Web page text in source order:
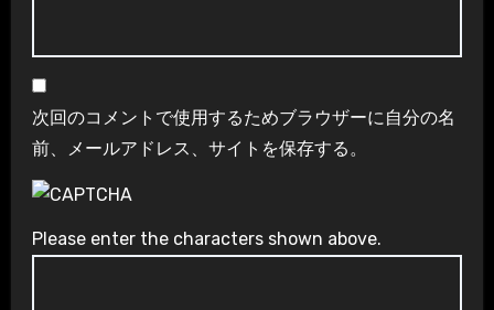
次回のコメントで使用するためブラウザーに自分の名
前、メールアドレス、サイトを保存する。
Please enter the characters shown above.